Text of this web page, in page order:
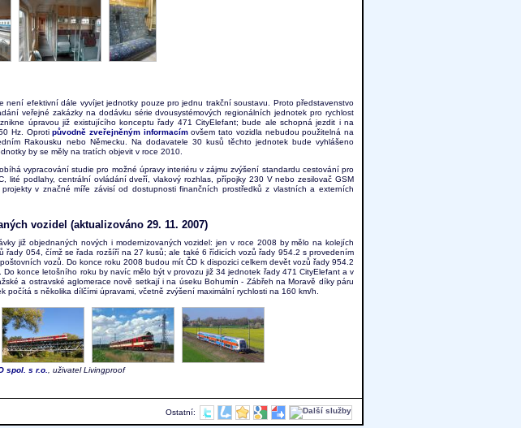
není efektivní dále vyvíjet jednotky pouze pro jednu trakční soustavu. Proto představenstvo
veřejné zakázky na dodávku série dvousystémových regionálních jednotek pro rychlost
úpravou již existujícího konceptu řady 471 CityElefant; bude ale schopná jezdit i na
Hz. Oprotipůvodně zveřejněným informacímovšem tato vozidla nebudou použitelná na
Rakousku nebo Německu. Na dodavatele 30 kusů těchto jednotek bude vyhlášeno
by se měly na tratích objevit v roce 2010.
vypracování studie pro možné úpravy interiéru v zájmu zvýšení standardu cestování pro
lité podlahy, centrální ovládání dveří, vlakový rozhlas, přípojky 230 V nebo zesilovač GSM
v značné míře závisí od dostupnosti finančních prostředků z vlastních a externích
vozidel (aktualizováno 29. 11. 2007)
již objednaných nových i modernizovaných vozidel: jen v roce 2008 by mělo na kolejích
řady 054, čímž se řada rozšíří na 27 kusů; ale také 6 řídicích vozů řady 954.2 s provedením
vozů. Do konce roku 2008 budou mít ČD k dispozici celkem devět vozů řady 954.2
konce letošního roku by navíc mělo být v provozu již 34 jednotek řady 471 CityElefant a v
a ostravské aglomerace nově setkají i na úseku Bohumín - Zábřeh na Moravě díky páru
počítá s několika dílčími úpravami, včetně zvýšení maximální rychlosti na 160 km/h.
spol. s r.o. , uživatel Livingproof
Ostatní: